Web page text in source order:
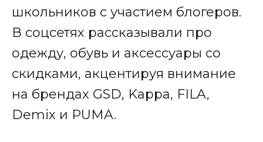
школьников с участием блогеров.
В соцсетях рассказывали про
одежду, обувь и аксессуары со
скидками, акцентируя внимание
на брендах GSD, Kappa, FILA,
Demix и PUMA.